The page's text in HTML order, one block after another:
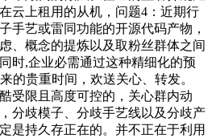
云上租用的从机，问题4：近期行
手艺或雷同功能的开源代码产物，
、概念的提炼以及取粉丝群体之间
时,企业必需通过这种精细化的预
的贵重时间，欢送关心、转发。
受限且高度可控的，关心群内动
分歧模子、分歧手艺线以及分歧产
是持久存正在的。并不正在于利用